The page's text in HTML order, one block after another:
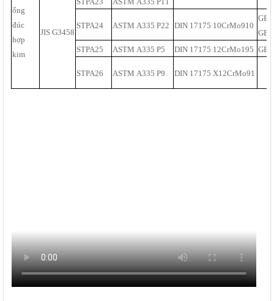
ống
đúc
hợp
kim
JIS G3458
STPA23
ASTM A335 P11
STPA24 ASTM A335 P22 DIN 17175 10CrMo910
STPA25
ASTM A335 P5 DIN 17175 12CrMo195
STPA26 ASTM A335 P9 DIN 17175 X12CrMo91